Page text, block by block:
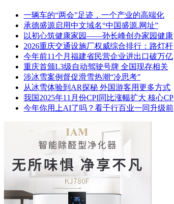
一辆车的“两会”足迹，一个产业的高端化
承德盛源启用中文域名“中国盛源.网址”
以初心筑健康家园——孙长峰创办家园健康
2026重庆交通设施厂权威综合排行：路灯杆
今年前11个月福建省民营企业进出口破万亿
重庆首颁L3级自动驾驶号牌 全国现存相关
涉冰雪案例督促滑雪热潮“冷思考”
从冰雪体验到AR探秘 外国游客用更多方式
我国2025年11月份CPI同比涨幅扩大 核心CP
今年你用上AI了吗？看千行百业一同升级前